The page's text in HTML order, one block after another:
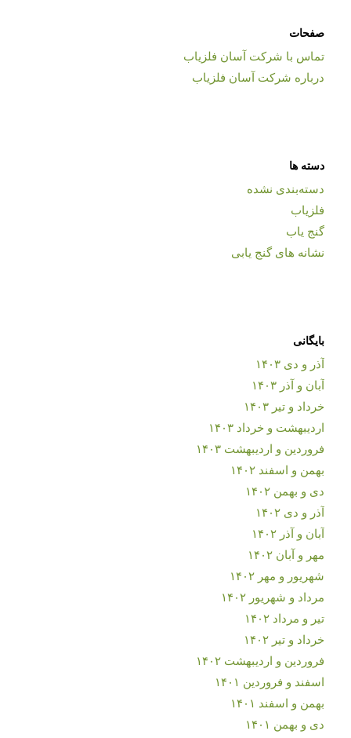
صفحات
تماس با شرکت آسان فلزیاب
درباره شرکت آسان فلزیاب
دسته ها
دسته‌بندی نشده
فلزیاب
گنج یاب
نشانه های گنج یابی
بایگانی
آذر و دی ۱۴۰۳
آبان و آذر ۱۴۰۳
خرداد و تیر ۱۴۰۳
اردیبهشت و خرداد ۱۴۰۳
فروردین و اردیبهشت ۱۴۰۳
بهمن و اسفند ۱۴۰۲
دی و بهمن ۱۴۰۲
آذر و دی ۱۴۰۲
آبان و آذر ۱۴۰۲
مهر و آبان ۱۴۰۲
شهریور و مهر ۱۴۰۲
مرداد و شهریور ۱۴۰۲
تیر و مرداد ۱۴۰۲
خرداد و تیر ۱۴۰۲
فروردین و اردیبهشت ۱۴۰۲
اسفند و فروردین ۱۴۰۱
بهمن و اسفند ۱۴۰۱
دی و بهمن ۱۴۰۱